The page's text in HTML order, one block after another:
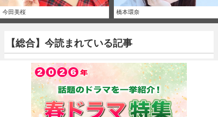
今田美桜 橋本環奈
【総合】今読まれている記事